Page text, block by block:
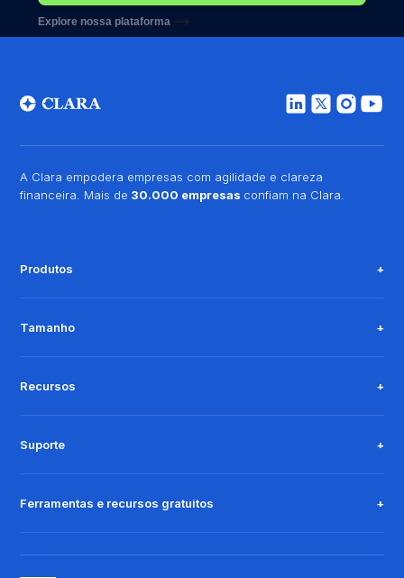
Explore nossa plataforma
A Clara empodera empresas com agilidade e clareza
financeira. Mais de 30.000 empresas confiam na Clara.
Produtos
Tamanho
Recursos
Suporte
Ferramentas e recursos gratuitos